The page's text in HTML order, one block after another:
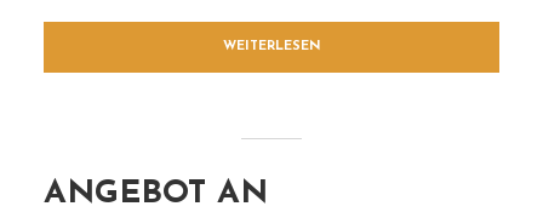
WEITERLESEN
ANGEBOT AN